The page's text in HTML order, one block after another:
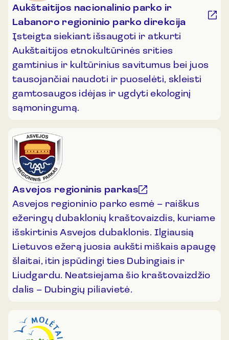
Aukštaitijos nacionalinio parko ir
Labanoro regioninio parko direkcija
Įsteigta siekiant išsaugoti ir atkurti
Aukštaitijos etnokultūrinės srities
gamtinius ir kultūrinius savitumus bei juos
tausojančiai naudoti ir puoselėti, skleisti
gamtosaugos idėjas ir ugdyti ekologinį
sąmoningumą.
Asvejos regioninis parkas
Asvejos regioninio parko esmė – raiškus
ežeringų dubaklonių kraštovaizdis, kuriame
išskirtinis Asvejos dubaklonis. Ilgiausią
Lietuvos ežerą juosia aukšti miškais apaugę
šlaitai, itin įspūdingi ties Dubingiais ir
Liudgardu. Neatsiejama šio kraštovaizdžio
dalis – Dubingių piliavietė.